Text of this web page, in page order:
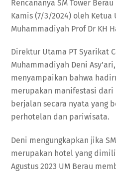
Rencananya SM Tower
Kamis (7/3/2024) oleh
Muhammadiyah Prof Dr KH
Direktur Utama PT Syarikat
Muhammadiyah Deni
menyampaikan bahwa
merupakan manifestasi
berjalan secara nyata yang
perhotelan dan pariwisata.
Deni mengungkapkan jika
merupakan hotel yang
Agustus 2023 UM Berau